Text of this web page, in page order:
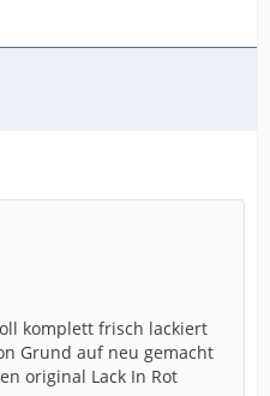
komplett frisch lackiert
Grund auf neu gemacht
original Lack In Rot